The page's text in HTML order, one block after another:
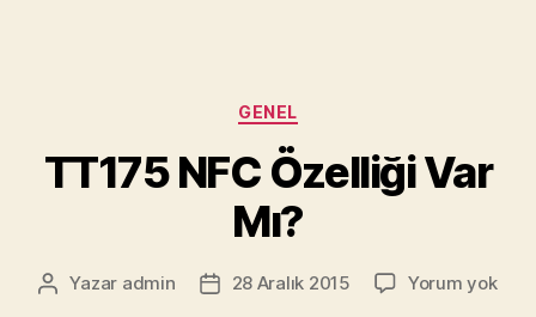
Kategoriler
GENEL
TT175 NFC Özelliği Var
Mı?
Yazının
Yazar admin
Yazı28 Aralık 2015 Yorum yok